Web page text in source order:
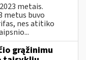
metais.
metus buvo
nes atitiko
grąžinimu